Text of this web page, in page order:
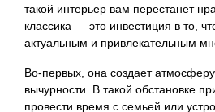
такой интерьер вам перестанет
классика — это инвестиция в то,
актуальным и привлекательным
Во-первых, она создает
вычурности. В такой обстановке
провести время с семьей или